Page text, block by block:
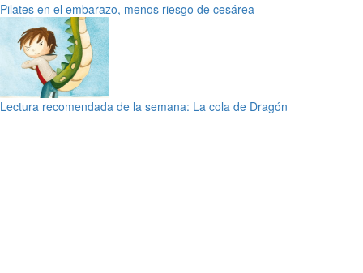
Pilates en el embarazo, menos riesgo de cesárea
Lectura recomendada de la semana: La cola de Dragón